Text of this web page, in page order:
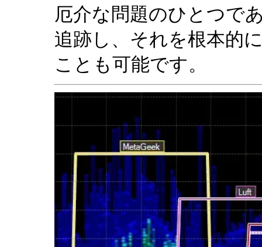
厄介な問題のひとつで
追跡し、それを根本的
ことも可能です。